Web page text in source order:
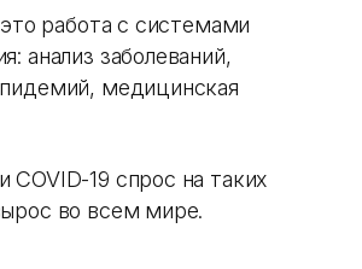
работа с системами
анализ заболеваний,
медицинская
COVID-19 спрос на таких
во всем мире.